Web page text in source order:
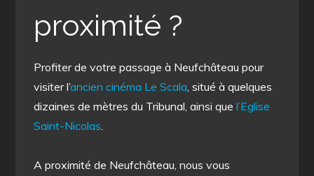
proximité ?
Profiter de votre passage à Neufchâteau pour
visiter l’ancien cinéma Le Scala , situé à quelques
dizaines de mètres du Tribunal, ainsi que l’Eglise
Saint-Nicolas
A proximité de Neufchâteau, nous vous